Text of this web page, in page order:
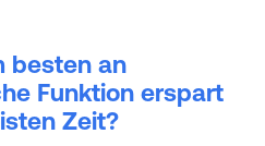
besten an
Funktion erspart
Zeit?